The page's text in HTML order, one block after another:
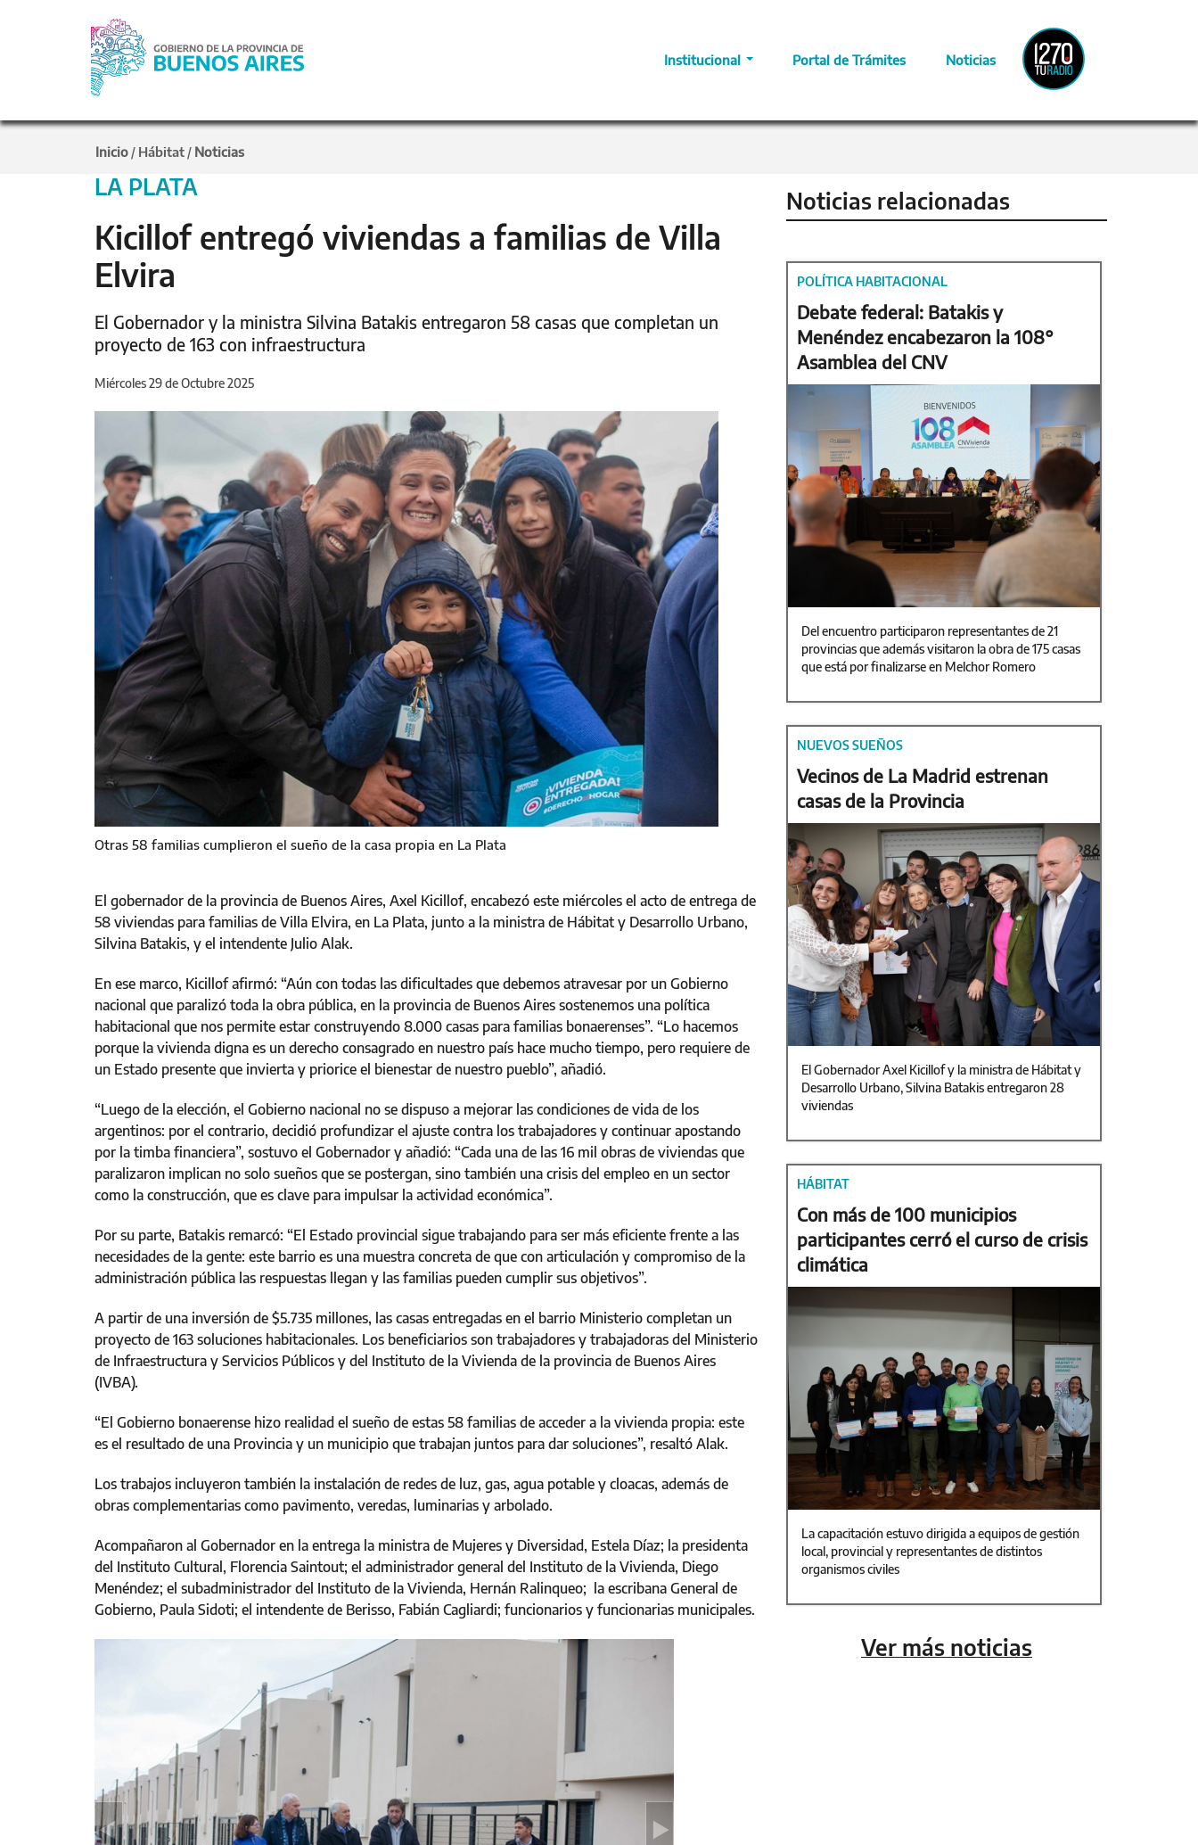
Institucional Portal de Trámites Noticias
Radio
Provincia
Inicio / Hábitat / Noticias
LA PLATA
Kicillof entregó viviendas a familias de Villa
Elvira
El Gobernador y la ministra Silvina Batakis entregaron 58 casas que completan un
proyecto de 163 con infraestructura
Miércoles 29 de Octubre 2025
Otras 58 familias cumplieron el sueño de la casa propia en La Plata
El gobernador de la provincia de Buenos Aires, Axel Kicillof, encabezó este miércoles el acto de entrega de
58 viviendas para familias de Villa Elvira, en La Plata, junto a la ministra de Hábitat y Desarrollo Urbano,
Silvina Batakis, y el intendente Julio Alak.
En ese marco, Kicillof afirmó: “Aún con todas las dificultades que debemos atravesar por un Gobierno
nacional que paralizó toda la obra pública, en la provincia de Buenos Aires sostenemos una política
habitacional que nos permite estar construyendo 8.000 casas para familias bonaerenses”. “Lo hacemos
porque la vivienda digna es un derecho consagrado en nuestro país hace mucho tiempo, pero requiere de
un Estado presente que invierta y priorice el bienestar de nuestro pueblo”, añadió.
“Luego de la elección, el Gobierno nacional no se dispuso a mejorar las condiciones de vida de los
argentinos: por el contrario, decidió profundizar el ajuste contra los trabajadores y continuar apostando
por la timba financiera”, sostuvo el Gobernador y añadió: “Cada una de las 16 mil obras de viviendas que
paralizaron implican no solo sueños que se postergan, sino también una crisis del empleo en un sector
como la construcción, que es clave para impulsar la actividad económica”.
Por su parte, Batakis remarcó: “El Estado provincial sigue trabajando para ser más eficiente frente a las
necesidades de la gente: este barrio es una muestra concreta de que con articulación y compromiso de la
administración pública las respuestas llegan y las familias pueden cumplir sus objetivos”.
A partir de una inversión de $5.735 millones, las casas entregadas en el barrio Ministerio completan un
proyecto de 163 soluciones habitacionales. Los beneficiarios son trabajadores y trabajadoras del Ministerio
de Infraestructura y Servicios Públicos y del Instituto de la Vivienda de la provincia de Buenos Aires
(IVBA).
“El Gobierno bonaerense hizo realidad el sueño de estas 58 familias de acceder a la vivienda propia: este
es el resultado de una Provincia y un municipio que trabajan juntos para dar soluciones”, resaltó Alak.
Los trabajos incluyeron también la instalación de redes de luz, gas, agua potable y cloacas, además de
obras complementarias como pavimento, veredas, luminarias y arbolado.
Acompañaron al Gobernador en la entrega la ministra de Mujeres y Diversidad, Estela Díaz; la presidenta
del Instituto Cultural, Florencia Saintout; el administrador general del Instituto de la Vivienda, Diego
Menéndez; el subadministrador del Instituto de la Vivienda, Hernán Ralinqueo; la escribana General de
Gobierno, Paula Sidoti; el intendente de Berisso, Fabián Cagliardi; funcionarios y funcionarias municipales.
Noticias relacionadas
POLÍTICA HABITACIONAL
Debate federal: Batakis y
Menéndez encabezaron la 108°
Asamblea del CNV
Del encuentro participaron representantes de 21
provincias que además visitaron la obra de 175 casas
que está por finalizarse en Melchor Romero
NUEVOS SUEÑOS
Vecinos de La Madrid estrenan
casas de la Provincia
El Gobernador Axel Kicillof y la ministra de Hábitat y
Desarrollo Urbano, Silvina Batakis entregaron 28
viviendas
HÁBITAT
Con más de 100 municipios
participantes cerró el curso de crisis
climática
La capacitación estuvo dirigida a equipos de gestión
local, provincial y representantes de distintos
organismos civiles
Ver más noticias